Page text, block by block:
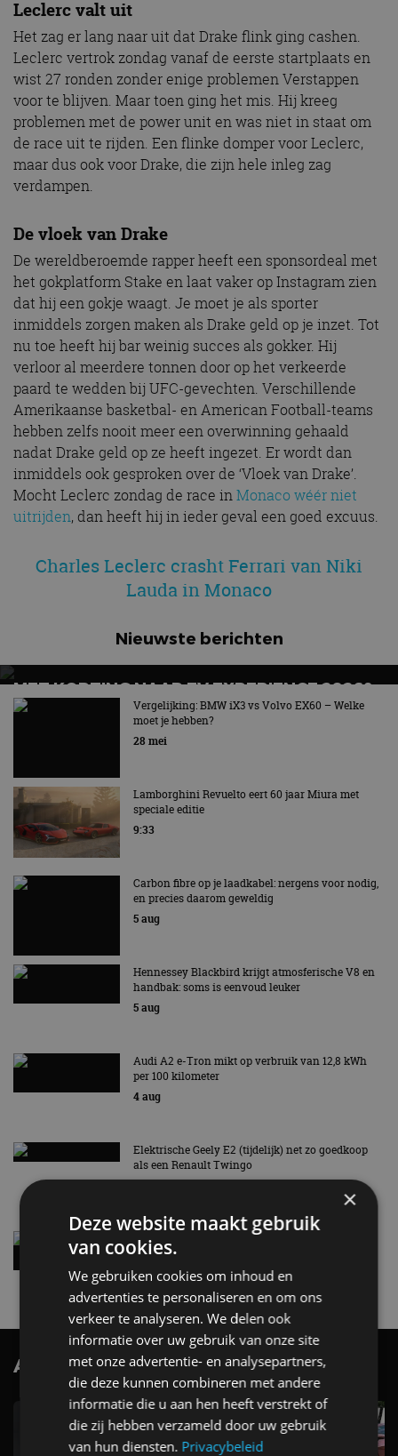
Leclerc valt uit
Het zag er lang naar uit dat Drake flink ging cashen.
Leclerc vertrok zondag vanaf de eerste startplaats en
wist 27 ronden zonder enige problemen Verstappen
voor te blijven. Maar toen ging het mis. Hij kreeg
problemen met de power unit en was niet in staat om
de race uit te rijden. Een flinke domper voor Leclerc,
maar dus ook voor Drake, die zijn hele inleg zag
verdampen.
De vloek van Drake
De wereldberoemde rapper heeft een sponsordeal met
het gokplatform Stake en laat vaker op Instagram zien
dat hij een gokje waagt. Je moet je als sporter
inmiddels zorgen maken als Drake geld op je inzet. Tot
nu toe heeft hij bar weinig succes als gokker. Hij
verloor al meerdere tonnen door op het verkeerde
paard te wedden bij UFC-gevechten. Verschillende
Amerikaanse basketbal- en American Football-teams
hebben zelfs nooit meer een overwinning gehaald
nadat Drake geld op ze heeft ingezet. Er wordt dan
inmiddels ook gesproken over de ‘Vloek van Drake’.
Mocht Leclerc zondag de race inMonaco wéér niet
uitrijden, dan heeft hij in ieder geval een goed excuus.
Charles Leclerc crasht Ferrari van Niki
Lauda in Monaco
Nieuwste berichten
MET KORTING NAAR EV EXPERIENCE 2026?
AUTORAI REGELT HET!
EV Experience 2026 van 24 tot 26 september
Vergelijking: BMW iX3 vs Volvo EX60 – Welke
moet je hebben?
28 mei
Lamborghini Revuelto eert 60 jaar Miura met
speciale editie
9:33
Carbon fibre op je laadkabel: nergens voor nodig,
en precies daarom geweldig
5 aug
Hennessey Blackbird krijgt atmosferische V8 en
handbak: soms is eenvoud leuker
5 aug
Audi A2 e-Tron mikt op verbruik van 12,8 kWh
per 100 kilometer
4 aug
Elektrische Geely E2 (tijdelijk) net zo goedkoop
als een Renault Twingo
Vernieuwde Hyundai Ioniq 6 rijdt tot 680
kilometer en wordt goedkoper
4 aug
AutoRAI.nl TV SUBSCRIBE
×
Deze website maakt gebruik
van cookies.
We gebruiken cookies om inhoud en
advertenties te personaliseren en om ons
verkeer te analyseren. We delen ook
informatie over uw gebruik van onze site
met onze advertentie- en analysepartners,
die deze kunnen combineren met andere
informatie die u aan hen heeft verstrekt of
die zij hebben verzameld door uw gebruik
van hun diensten. Privacybeleid